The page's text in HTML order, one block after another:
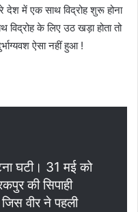
देश में एक साथ विद्रोह शुरू होना
विद्रोह के लिए उठ खड़ा होता तो
ऐसा नहीं हुआ !
घटी। 31 मई को
की सिपाही
वीर ने पहली